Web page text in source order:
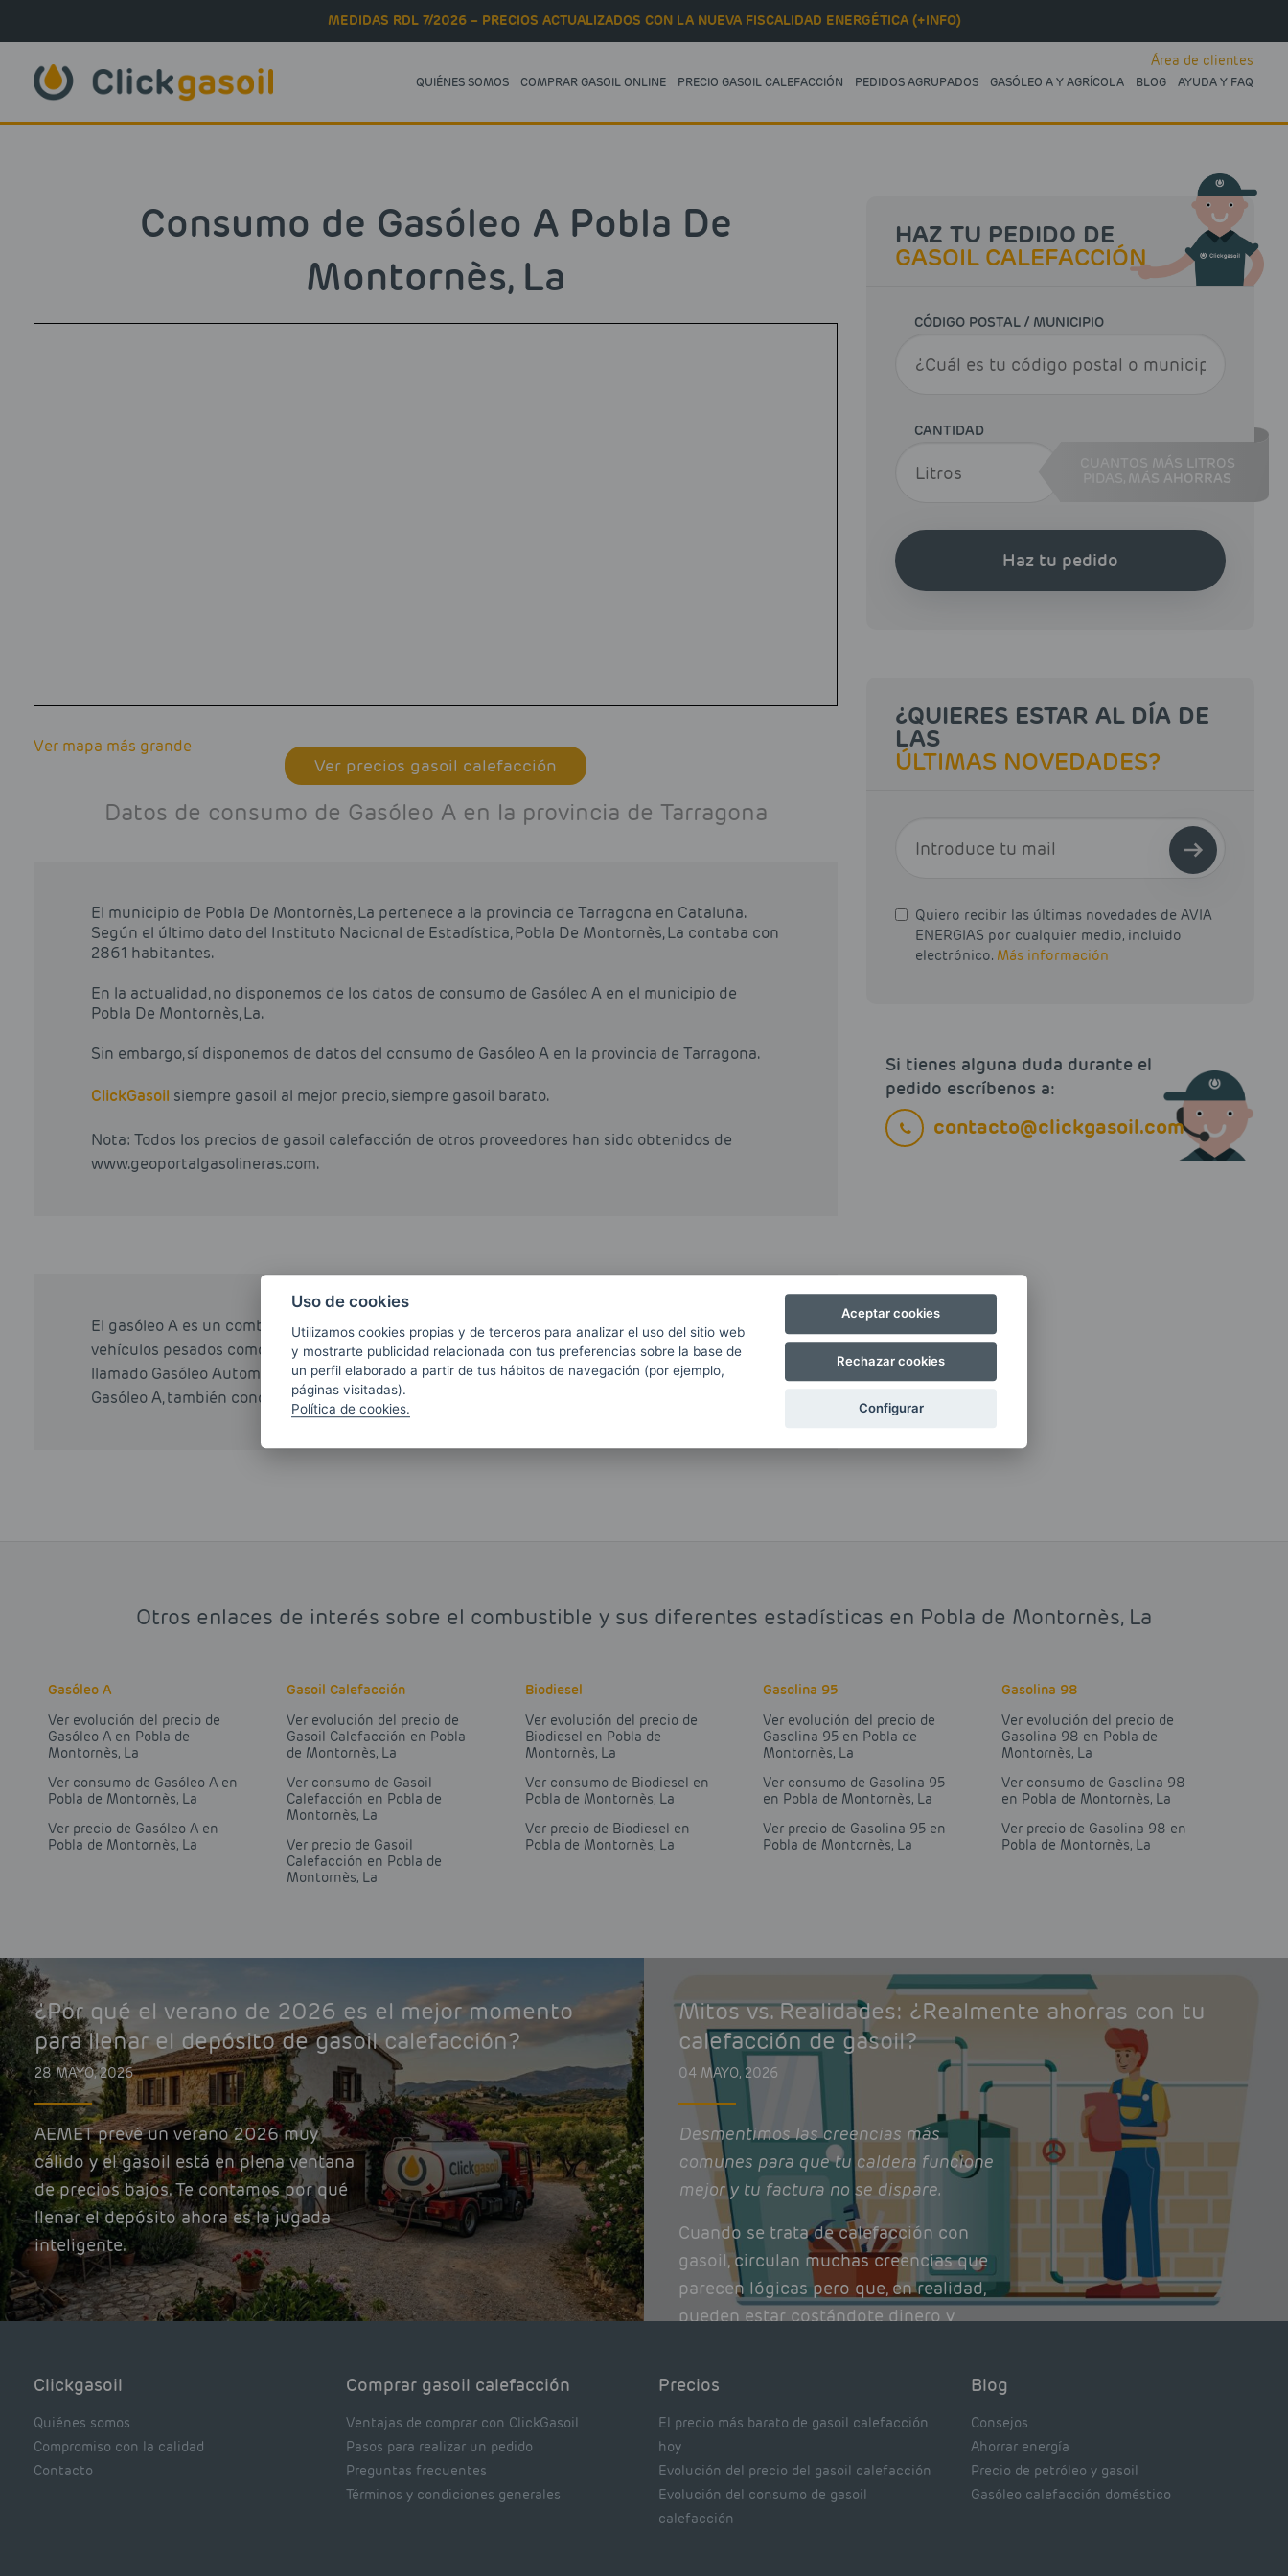
MEDIDAS RDL 7/2026 – PRECIOS ACTUALIZADOS CON LA NUEVA FISCALIDAD ENERGÉTICA (+INFO)
QUIÉNES SOMOS COMPRAR GASOIL ONLINE PRECIO GASOIL CALEFACCIÓN PEDIDOS AGRUPADOS GASÓLEO A Y AGRÍCOLA BLOG AYUDA Y FAQ
Área de clientes
Consumo de Gasóleo A Pobla De
Montornès, La
Ver mapa más grande
Ver precios gasoil calefacción
Datos de consumo de Gasóleo A en la provincia de Tarragona
El municipio de Pobla De Montornès, La pertenece a la provincia de Tarragona en Cataluña.
Según el último dato del Instituto Nacional de Estadística, Pobla De Montornès, La contaba con
2861 habitantes.
En la actualidad, no disponemos de los datos de consumo de Gasóleo A en el municipio de
Pobla De Montornès, La.
Sin embargo, sí disponemos de datos del consumo de Gasóleo A en la provincia de Tarragona.
ClickGasoil siempre gasoil al mejor precio, siempre gasoil barato.
Nota: Todos los precios de gasoil calefacción de otros proveedores han sido obtenidos de
www.geoportalgasolineras.com.
El gasóleo A es un combustible ideado para abastecer los modernos motores diesel tanto de los
vehículos pesados como vehículos ligeros. Dentro de la denominación de Gasóleo A, también
llamado Gasóleo Automoción, podemos encontrar en España el Gasóleo A o Diesel y el Nuevo
Gasóleo A, también conocido como Diesel Premium o Diesel+.
HAZ TU PEDIDO DE
GASOIL CALEFACCIÓN
CÓDIGO POSTAL / MUNICIPIO
CANTIDAD
CUANTOS MÁS LITROS
MÁS AHORRAS
Haz tu pedido
¿QUIERES ESTAR AL DÍA DE
LAS
ÚLTIMAS NOVEDADES?
Quiero recibir las últimas novedades de AVIA
ENERGIAS por cualquier medio, incluido
electrónico. Más información
Si tienes alguna duda durante el
pedido escríbenos a:
contacto@clickgasoil.com
Otros enlaces de interés sobre el combustible y sus diferentes estadísticas en Pobla de Montornès, La
Gasóleo A
Ver evolución del precio de
Gasóleo A en Pobla de
Montornès, La
Ver consumo de Gasóleo A en
Pobla de Montornès, La
Ver precio de Gasóleo A en
Pobla de Montornès, La
Gasoil Calefacción
Ver evolución del precio de
Gasoil Calefacción en Pobla
de Montornès, La
Ver consumo de Gasoil
Calefacción en Pobla de
Montornès, La
Ver precio de Gasoil
Calefacción en Pobla de
Montornès, La
Biodiesel
Ver evolución del precio de
Biodiesel en Pobla de
Montornès, La
Ver consumo de Biodiesel en
Pobla de Montornès, La
Ver precio de Biodiesel en
Pobla de Montornès, La
Gasolina 95
Ver evolución del precio de
Gasolina 95 en Pobla de
Montornès, La
Ver consumo de Gasolina 95
en Pobla de Montornès, La
Ver precio de Gasolina 95 en
Pobla de Montornès, La
Gasolina 98
Ver evolución del precio de
Gasolina 98 en Pobla de
Montornès, La
Ver consumo de Gasolina 98
en Pobla de Montornès, La
Ver precio de Gasolina 98 en
Pobla de Montornès, La
¿Por qué el verano de 2026 es el mejor momento
para llenar el depósito de gasoil calefacción?
28 MAYO, 2026
AEMET prevé un verano 2026 muy
cálido y el gasoil está en plena ventana
de precios bajos. Te contamos por qué
llenar el depósito ahora es la jugada
inteligente.
Mitos vs. Realidades: ¿Realmente ahorras con tu
calefacción de gasoil?
04 MAYO, 2026
Desmentimos las creencias más
comunes para que tu caldera funcione
mejor y tu factura no se dispare.
Cuando se trata de calefacción con
gasoil, circulan muchas creencias que
parecen lógicas pero que, en realidad,
pueden estar costándote dinero y
Clickgasoil
Quiénes somos
Compromiso con la calidad
Contacto
Comprar gasoil calefacción
Ventajas de comprar con ClickGasoil
Pasos para realizar un pedido
Preguntas frecuentes
Términos y condiciones generales
Precios
El precio más barato de gasoil calefacción
hoy
Evolución del precio del gasoil calefacción
Evolución del consumo de gasoil
calefacción
Blog
Consejos
Ahorrar energía
Precio de petróleo y gasoil
Gasóleo calefacción doméstico
Uso de cookies
Utilizamos cookies propias y de terceros para analizar el uso del sitio web
y mostrarte publicidad relacionada con tus preferencias sobre la base de
un perfil elaborado a partir de tus hábitos de navegación (por ejemplo,
páginas visitadas).
Política de cookies.
Aceptar cookies
Rechazar cookies
Configurar